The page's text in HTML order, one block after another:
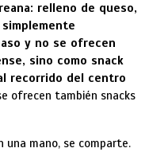
relleno de queso,
y no se ofrecen
sino como snack
recorrido del centro
ofrecen también snacks
una mano, se comparte.